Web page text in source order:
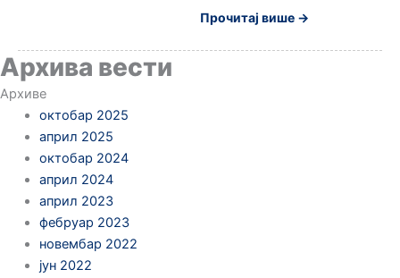
Прочитај више →
Архива вести
Архиве
октобар 2025
април 2025
октобар 2024
април 2024
април 2023
фебруар 2023
новембар 2022
јун 2022